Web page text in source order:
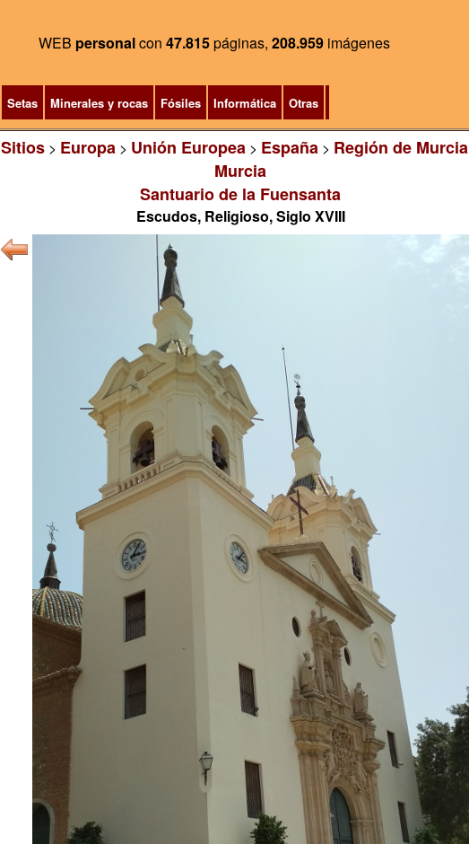
WEB personalcon 47.815páginas, 208.959 imágenes
Setas Minerales y rocas Fósiles Informática Otras
Sitios > Europa > Unión Europea > España > Región de Murcia
Murcia
Santuario de la Fuensanta
Escudos, Religioso, Siglo XVIII